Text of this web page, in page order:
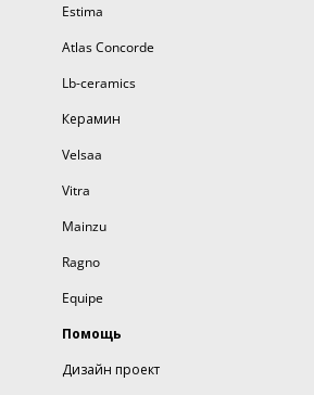
Estima
Atlas Concorde
Lb-ceramics
Керамин
Velsaa
Vitra
Mainzu
Ragno
Equipe
Помощь
Дизайн проект